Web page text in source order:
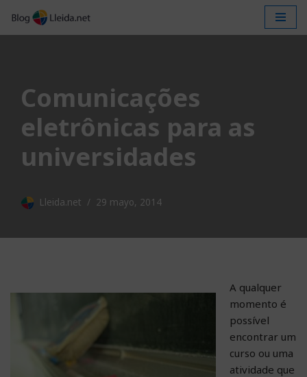
Saltar
Comunicações
eletrônicas para as
universidades
Lleida.net 29 mayo, 2014
A qualquer
momento é
possível
encontrar um
curso ou uma
atividade que